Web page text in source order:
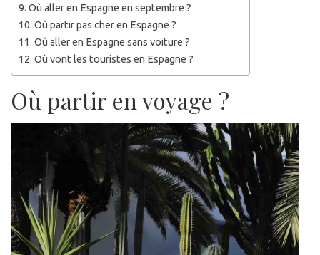
Où aller en Espagne en septembre ?
Où partir pas cher en Espagne ?
Où aller en Espagne sans voiture ?
Où vont les touristes en Espagne ?
Où partir en voyage ?